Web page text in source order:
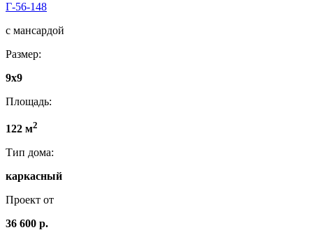
Г-56-148
с мансардой
Размер:
9x9
Площадь:
122 м2
Тип дома:
каркасный
Проект от
36 600 р.